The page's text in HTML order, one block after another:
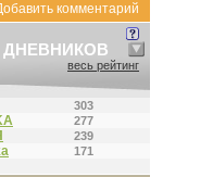
комментарий
ДНЕВНИКОВ
весь рейтинг
303
277
239
171